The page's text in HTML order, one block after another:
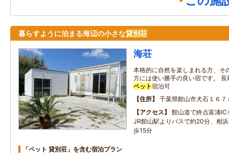
暮らすように泊まる海辺の小さな貸別荘
海荘
本格的に自然を楽しまれる方、そ
方には使い勝手の良い宿です。
ペット宿泊可
住所
千葉県館山市犬石１６７
アクセス
館山道で終点富浦
JR館山駅よりバスで約20分、相
歩15分
「ペット 貸別荘」を含む宿泊プラン